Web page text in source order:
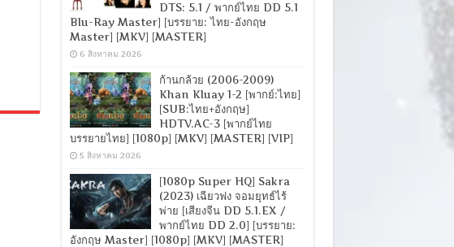
DTS: 5.1 / พากย์ไทย DD 5.1
Blu-Ray Master] [บรรยาย: ไทย-อังกฤษ
Master] [MKV] [MASTER]
6 สิงหาคม 2026
ก้านกล้วย (2006-2009)
Khan Kluay 1-2 [พากย์:ไทย]
[SUB:ไทย+อังกฤษ]
HDTV.AC-3 [พากย์ไทย
บรรยายไทย] [1080p] [MKV] [MASTER] [VIP]
5 สิงหาคม 2026
[1080p Super HQ] Sakra
(2023) เฉียวฟง จอมยุทธ์ไร้
พ่าย [เสียงจีน DD 5.1.EX /
พากย์ไทย DD 2.0] [บรรยาย:
อังกฤษ Master] [1080p] [MKV] [MASTER]